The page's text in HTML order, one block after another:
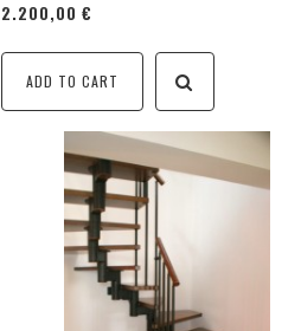
2.200,00 €
ADD TO CART